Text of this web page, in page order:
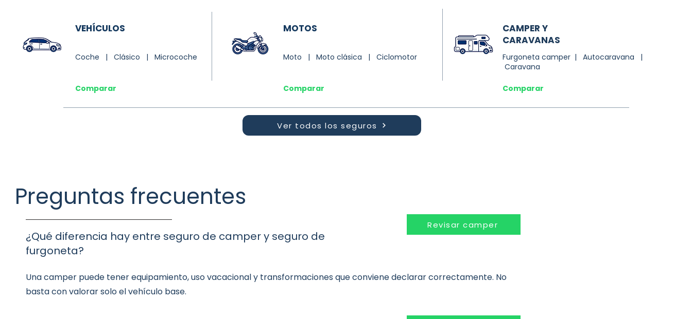
VEHÍCULOS
Coche | Clásico | Microcoche
Comparar
MOTOS
Moto | Moto clásica | Ciclomotor
Comparar
CAMPER Y
CARAVANAS
Furgoneta camper | Autocaravana |
Caravana
Comparar
Ver todos los seguros
Preguntas frecuentes
¿Qué diferencia hay entre seguro de camper y seguro de
furgoneta?
Revisar camper
Una camper puede tener equipamiento, uso vacacional y transformaciones que conviene declarar correctamente. No
basta con valorar solo el vehículo base.